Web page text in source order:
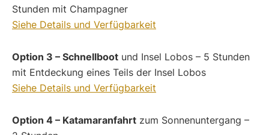
Stunden mit Champagner
Siehe Details und Verfügbarkeit
Option 3 – Schnellboot und Insel Lobos – 5 Stunden
mit Entdeckung eines Teils der Insel Lobos
Siehe Details und Verfügbarkeit
Option 4 – Katamaranfahrt zum Sonnenuntergang –